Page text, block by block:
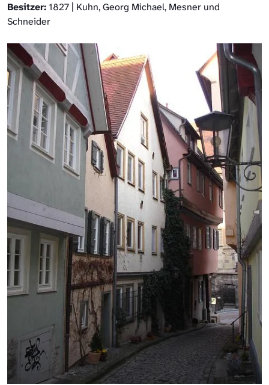
Besitzer:1827 | Kuhn, Georg Michael, Mesner und
Schneider